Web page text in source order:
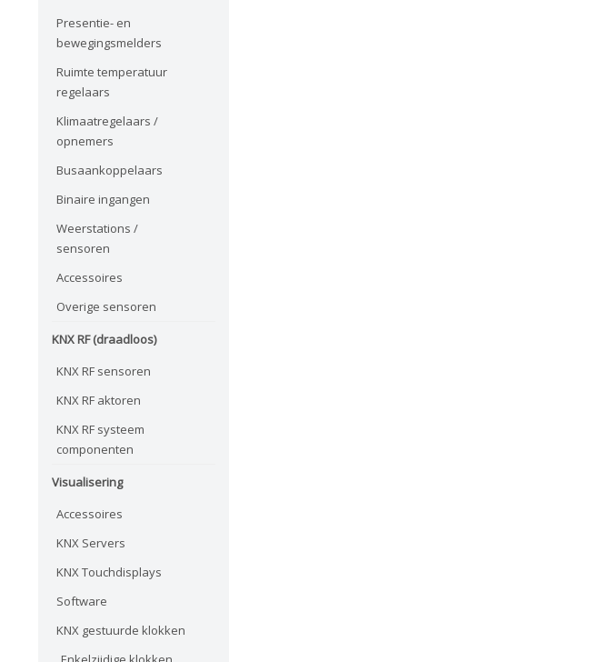
Presentie- en
bewegingsmelders
Ruimte temperatuur
regelaars
Klimaatregelaars /
opnemers
Busaankoppelaars
Binaire ingangen
Weerstations /
sensoren
Accessoires
Overige sensoren
KNX RF (draadloos)
KNX RF sensoren
KNX RF aktoren
KNX RF systeem
componenten
Visualisering
Accessoires
KNX Servers
KNX Touchdisplays
Software
KNX gestuurde klokken